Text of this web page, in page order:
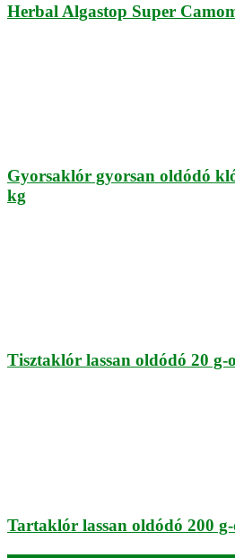
Herbal Algastop Super
Gyorsaklór gyorsan oldódó
kg
Tisztaklór lassan oldódó 20
Tartaklór lassan oldódó 200